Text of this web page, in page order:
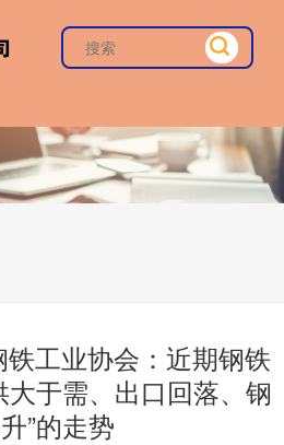
工业协会：近期钢铁
大于需、出口回落、钢
”的走势